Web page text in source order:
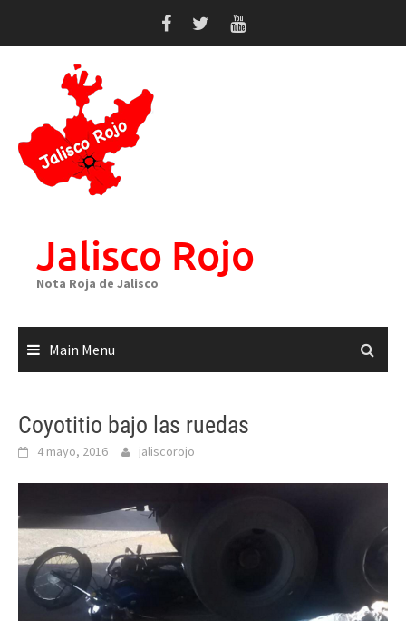
Jalisco Rojo
Nota Roja de Jalisco
Main Menu
Coyotitio bajo las ruedas
4 mayo, 2016 jaliscorojo